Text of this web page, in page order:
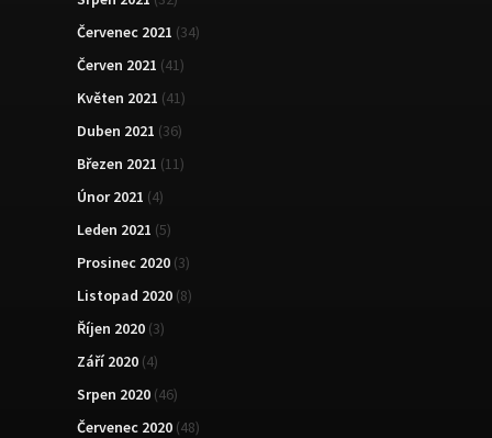
Červenec 2021 (34)
Červen 2021 (41)
Květen 2021 (41)
Duben 2021 (36)
Březen 2021 (11)
Únor 2021 (4)
Leden 2021 (5)
Prosinec 2020 (3)
Listopad 2020 (8)
Říjen 2020 (3)
Září 2020 (4)
Srpen 2020 (46)
Červenec 2020 (48)